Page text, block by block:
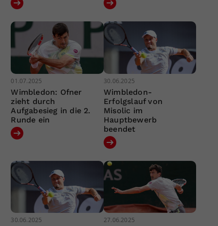
01.07.2025
Wimbledon: Ofner
zieht durch
Aufgabesieg in die 2.
Runde ein
30.06.2025
Wimbledon-
Erfolgslauf von
Misolic im
Hauptbewerb
beendet
30.06.2025 27.06.2025